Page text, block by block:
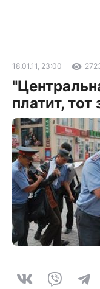
18.01.11, 23:00
платит,